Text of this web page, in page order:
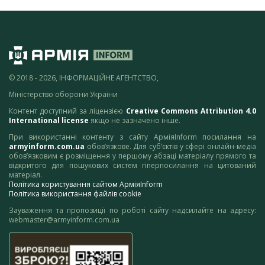
© 2018 - 2026, ІНФОРМАЦІЙНЕ АГЕНТСТВО,
Міністерство оборони України
Контент доступний за ліцензією Creative Commons Attribution 4.0
International license якщо не зазначено інше.
При використанні контенту з сайту АрміяInform посилання на
armyinform.com.ua обов’язкове. Для суб’єктів у сфері онлайн-медіа
обов’язковим є розміщення у першому абзаці матеріалу прямого та
відкритого для пошукових систем гіперпосилання на цитований
матеріал.
Політика користування сайтом АрміяInform
Політика використання файлів cookie
Зауваження та пропозиції по роботі сайту надсилайте на адресу:
webmaster@armyinform.com.ua